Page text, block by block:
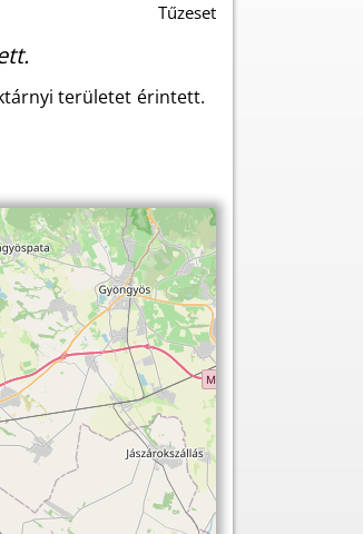
Tűzeset
területet érintett.